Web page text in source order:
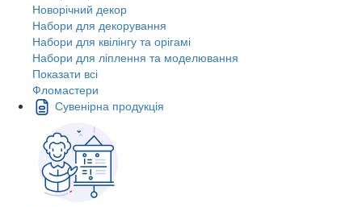
Новорічний декор
Набори для декорування
Набори для квілінгу та орігамі
Набори для ліплення та моделювання
Показати всі
Фломастери
Сувенірна продукція